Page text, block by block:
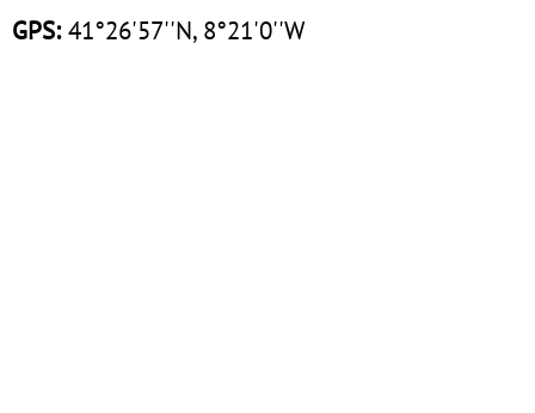
GPS:41°26'57''N, 8°21'0''W